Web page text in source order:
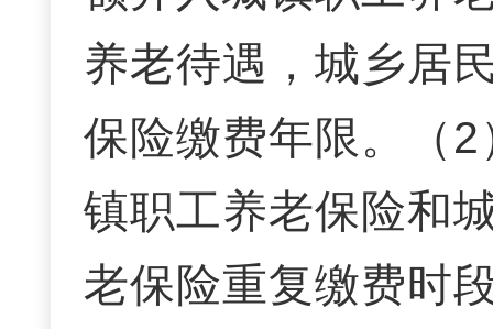
养老待遇，城乡居
保险缴费年限。（
镇职工养老保险和
老保险重复缴费时